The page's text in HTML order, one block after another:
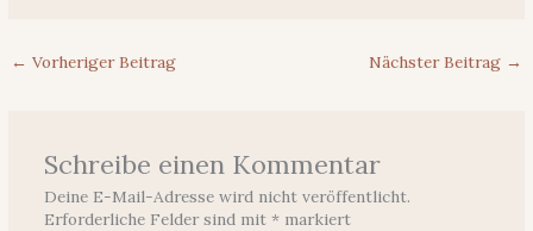
← Vorheriger Beitrag Nächster Beitrag →
Schreibe einen Kommentar
Deine E-Mail-Adresse wird nicht veröffentlicht.
Erforderliche Felder sind mit *markiert